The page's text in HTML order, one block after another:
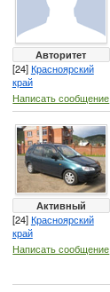
Авторитет
[24]Красноярский
край
Написать сообщение
Активный
[24]Красноярский
край
Написать сообщение